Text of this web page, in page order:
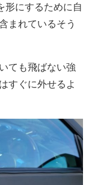
形にするために自
まれているそう
ても飛ばない強
すぐに外せるよ